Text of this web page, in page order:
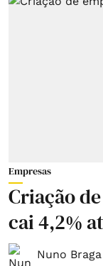
Empresas
Criação
cai 4,2%
Nuno Braga